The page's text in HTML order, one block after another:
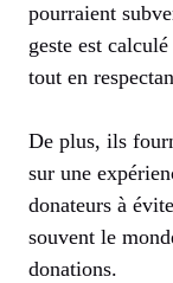
pourraient
geste est
tout en
De plus, ils
sur une
donateurs à
souvent le
donations.